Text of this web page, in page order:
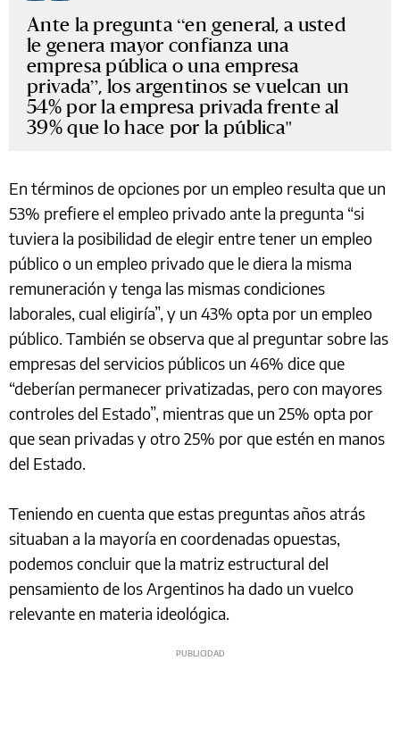
Ante la pregunta “en general, a usted
le genera mayor confianza una
empresa pública o una empresa
privada”, los argentinos se vuelcan un
54% por la empresa privada frente al
39% que lo hace por la pública
En términos de opciones por un empleo resulta que un
53% prefiere el empleo privado ante la pregunta “si
tuviera la posibilidad de elegir entre tener un empleo
público o un empleo privado que le diera la misma
remuneración y tenga las mismas condiciones
laborales, cual eligiría”, y un 43% opta por un empleo
público. También se observa que al preguntar sobre las
empresas del servicios públicos un 46% dice que
“deberían permanecer privatizadas, pero con mayores
controles del Estado”, mientras que un 25% opta por
que sean privadas y otro 25% por que estén en manos
del Estado.
Teniendo en cuenta que estas preguntas años atrás
situaban a la mayoría en coordenadas opuestas,
podemos concluir que la matriz estructural del
pensamiento de los Argentinos ha dado un vuelco
relevante en materia ideológica.